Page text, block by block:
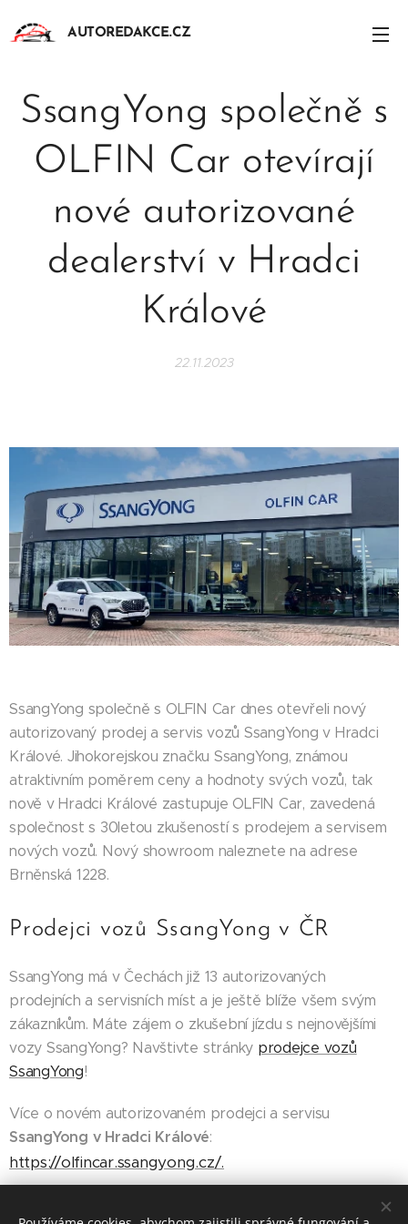
AUTOREDAKCE.CZ
SsangYong společně s
OLFIN Car otevírají
nové autorizované
dealerství v Hradci
Králové
22.11.2023
SsangYong společně s OLFIN Car dnes otevřeli nový
autorizovaný prodej a servis vozů SsangYong v Hradci
Králové. Jihokorejskou značku SsangYong, známou
atraktivním poměrem ceny a hodnoty svých vozů, tak
nově v Hradci Králové zastupuje OLFIN Car, zavedená
společnost s 30letou zkušeností s prodejem a servisem
nových vozů. Nový showroom naleznete na adrese
Brněnská 1228.
Prodejci vozů SsangYong v ČR
SsangYong má v Čechách již 13 autorizovaných
prodejních a servisních míst a je ještě blíže všem svým
zákazníkům. Máte zájem o zkušební jízdu s nejnovějšími
vozy SsangYong? Navštivte stránky prodejce vozů
SsangYong!
Více o novém autorizovaném prodejci a servisu
SsangYong v Hradci Králové:
https://olfincar.ssangyong.cz/.